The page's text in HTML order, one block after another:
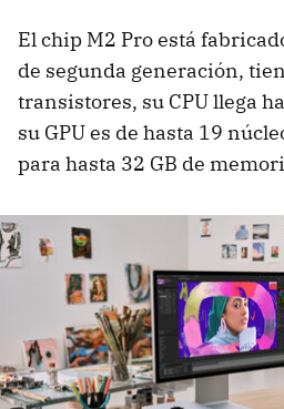
El chip M2 Pro está
de segunda generación,
transistores, su CPU llega
su GPU es de hasta 19
para hasta 32 GB de